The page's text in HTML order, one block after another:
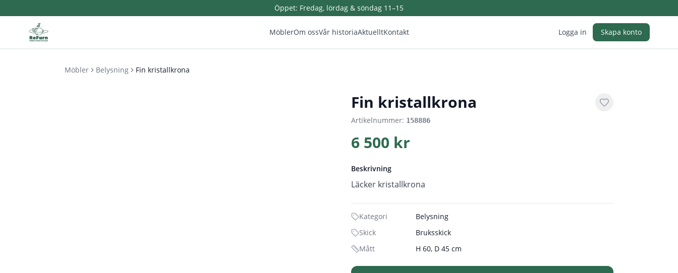
Öppet: Fredag, lördag & söndag 11–15
MöblerOm ossVår historiaAktuelltKontakt Logga in Skapa konto
Möbler Belysning Fin kristallkrona
Fin kristallkrona
Artikelnummer: 158886
6 500 kr
Beskrivning
Läcker kristallkrona
Kategori
Belysning
Skick
Bruksskick
Mått
H 60, D 45 cm